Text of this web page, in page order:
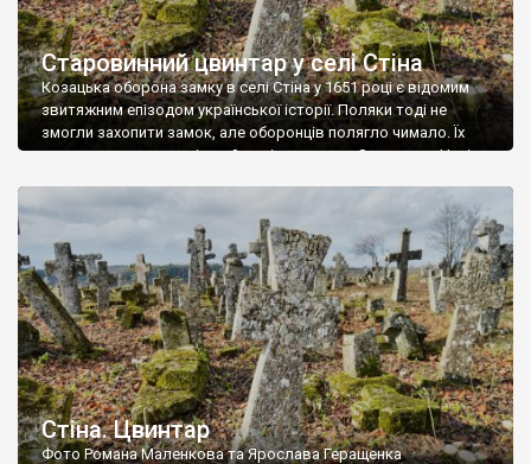
Старовинний цвинтар у селі Стіна
Козацька оборона замку в селі Стіна у 1651 році є відомим
звитяжним епізодом української історії. Поляки тоді не
змогли захопити замок, але оборонців полягло чимало. Їх
поховали на цвинтарі, який тоді називався Замковим. Нині на
ньому чимало хрестів 19 століття, є такі, де епітафії стер […]
Стіна. Цвинтар
Фото Романа Маленкова та Ярослава Геращенка